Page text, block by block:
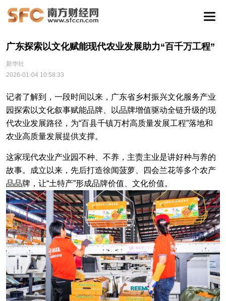
广东探索以文化赋能现代农业发展助力“百千万工程”
新华社
2026-01-04 10:58:33
记者了解到，一段时间以来，广东省乡村振兴文化服务产业
园探索以文化叙事赋能品牌、以品牌增值驱动全链升级的现
代农业发展路径，为“百县千镇万村高质量发展工程”落地和
农业高质量发展提供支撑。
这家现代农业产业园不种、不养，主责主业是讲好种与养的
故事。成立以来，先后打造徐闻菠萝、四会兰花等多个农产
品品牌，让“土特产”形成品牌价值、文化价值。